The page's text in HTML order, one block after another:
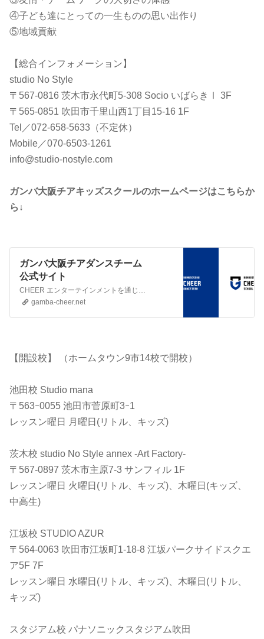
④子ども達にとっての一生ものの思い出作り
⑤地域貢献
【総合インフォメーション】
studio No Style
〒567-0816 茨木市永代町5-308 Socio いばらきⅠ 3F
〒565-0851 吹田市千里山西1丁目15-16 1F
Tel／072-658-5633（不定休）
Mobile／070-6503-1261
info@studio-nostyle.com
ガンバ大阪チアキッズスクールのホームページはこちらか
ら↓
ガンバ大阪チアダンスチーム
公式サイト
CHEER エンターテインメントを通じてクラブの「笑顔」と「熱狂」をリードしていきます OFFICIAL SN
gamba-cheer.net
【開設校】 （ホームタウン9市14校で開校）
池田校 Studio mana
〒563ｰ0055 池田市菅原町3ｰ1
レッスン曜日 月曜日(リトル、キッズ)
茨木校 studio No Style annex -Art Factory-
〒567-0897 茨木市主原7-3 サンフィル 1F
レッスン曜日 火曜日(リトル、キッズ)、木曜日(キッズ、
中高生)
江坂校 STUDIO AZUR
〒564-0063 吹田市江坂町1-18-8 江坂パークサイドスクエ
ア5F 7F
レッスン曜日 水曜日(リトル、キッズ)、木曜日(リトル、
キッズ)
スタジアム校 パナソニックスタジアム吹田